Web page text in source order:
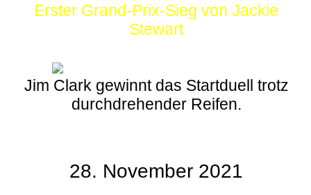
Erster Grand-Prix-Sieg von Jackie
Stewart
Jim Clark gewinnt das Startduell trotz
durchdrehender Reifen.
28. November 2021